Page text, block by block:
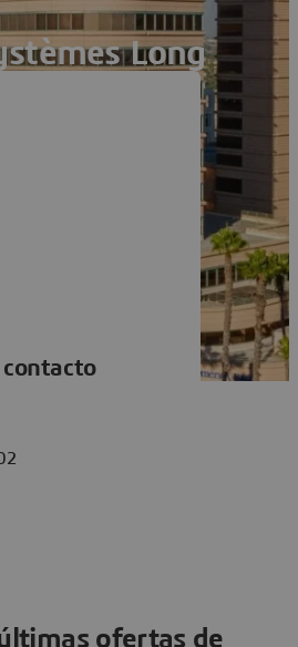
Long
contacto
ofertas de